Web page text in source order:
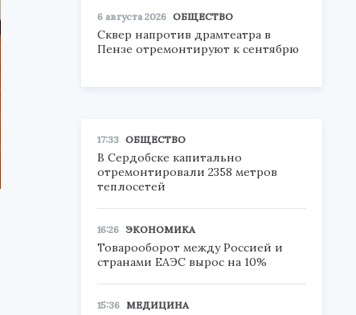
6 августа 2026 ОБЩЕСТВО
Сквер напротив драмтеатра в
Пензе отремонтируют к сентябрю
17:33 ОБЩЕСТВО
В Сердобске капитально
отремонтировали 2358 метров
теплосетей
16:26 ЭКОНОМИКА
Товарооборот между Россией и
странами ЕАЭС вырос на 10%
15:36 МЕДИЦИНА